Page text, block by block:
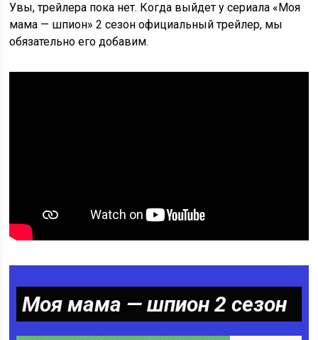
Увы, трейлера пока нет. Когда выйдет у сериала «Моя
мама — шпион» 2 сезон официальный трейлер, мы
обязательно его добавим.
Моя мама — шпион 2 сезон